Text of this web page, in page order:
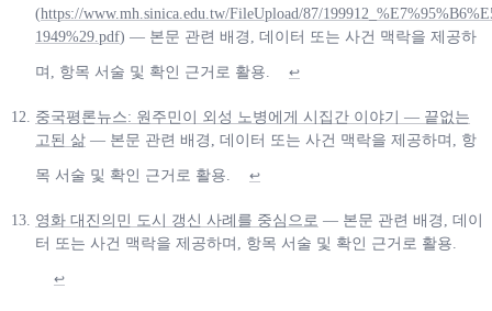
(https://www.mh.sinica.edu.tw/FileUpload/87/
1949%29.pdf) — 본문 관련 배경, 데이터 또는 사건 맥락을 제공하
며, 항목 서술 및 확인 근거로 활용. ↩
중국평론뉴스: 원주민이 외성 노병에게 시집간 이야기 — 끝없는
고된 삶 — 본문 관련 배경, 데이터 또는 사건 맥락을 제공하며, 항
목 서술 및 확인 근거로 활용. ↩
영화 대진의민 도시 갱신 사례를 중심으로 — 본문 관련 배경, 데이
터 또는 사건 맥락을 제공하며, 항목 서술 및 확인 근거로 활용.
↩